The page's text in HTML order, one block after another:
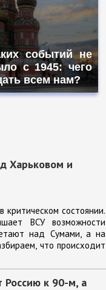
событий не
с 1945: чего
всем нам?
Харьковом и
критическом состоянии.
ВСУ возможности
над Сумами, а на
что происходит
Россию к 90-м, а